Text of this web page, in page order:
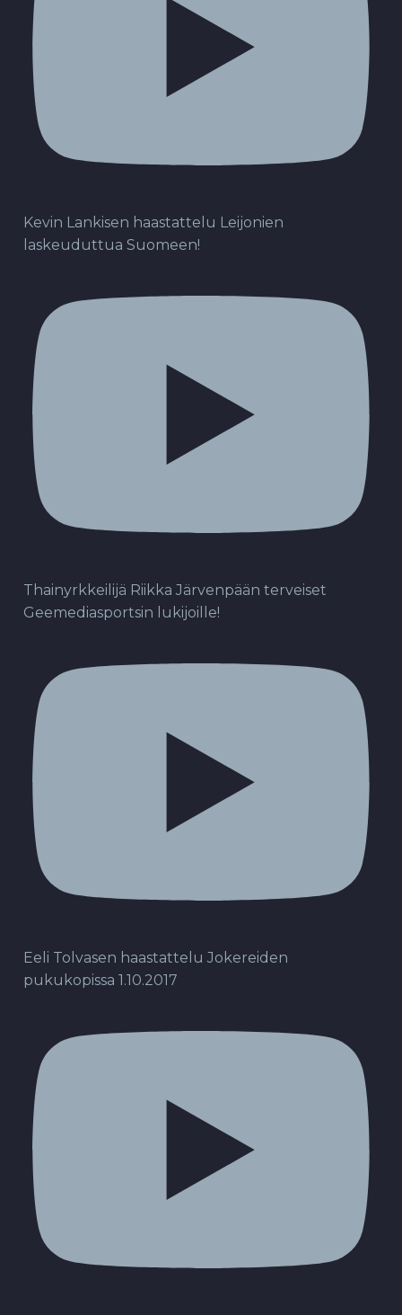
Kevin Lankisen haastattelu Leijonien
laskeuduttua Suomeen!
Thainyrkkeilijä Riikka Järvenpään terveiset
Geemediasportsin lukijoille!
Eeli Tolvasen haastattelu Jokereiden
pukukopissa 1.10.2017